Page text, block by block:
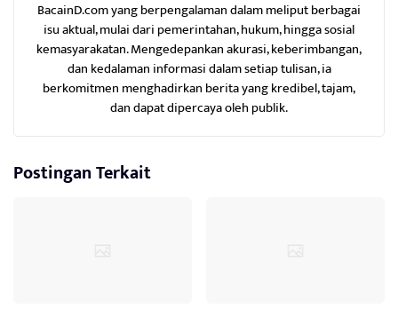
BacainD.com yang berpengalaman dalam meliput berbagai
isu aktual, mulai dari pemerintahan, hukum, hingga sosial
kemasyarakatan. Mengedepankan akurasi, keberimbangan,
dan kedalaman informasi dalam setiap tulisan, ia
berkomitmen menghadirkan berita yang kredibel, tajam,
dan dapat dipercaya oleh publik.
Postingan Terkait